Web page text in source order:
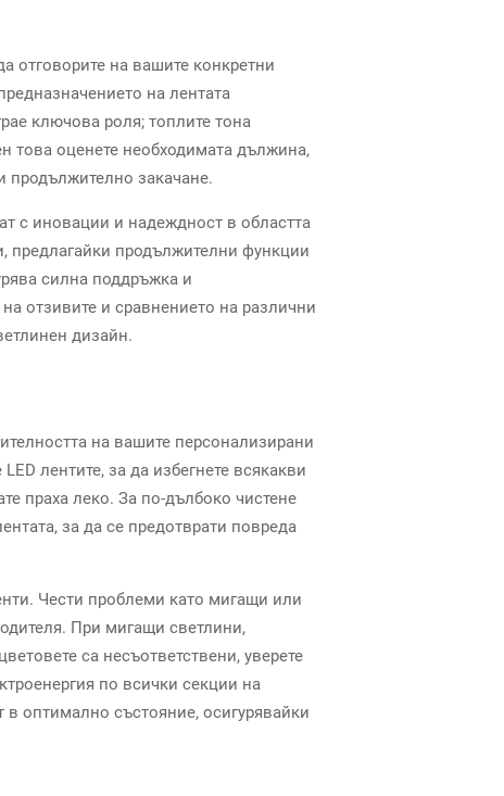
отговорите на вашите конкретни
на лентата
ключова роля; топлите тона
това оценете необходимата дължина,
продължително закачане.
с иновации и надеждност в областта
предлагайки продължителни функции
силна поддръжка и
отзивите и сравнението на различни
дизайн.
на вашите персонализирани
лентите, за да избегнете всякакви
праха леко. За по-дълбоко чистене
за да се предотврати повреда
Чести проблеми като мигащи или
При мигащи светлини,
са несъответствени, уверете
по всички секции на
в оптимално състояние, осигурявайки